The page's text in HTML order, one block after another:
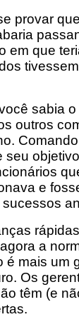
provar
em que
sabia
outros
seu
e
a
é mais um
Os
têm (e